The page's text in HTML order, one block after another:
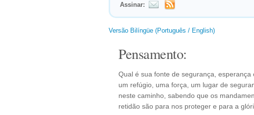
Assinar:
Versão Bilíngüe (Português / English)
Pensamento:
Qual é sua fonte de segurança,
um refúgio, uma força, um lugar de
neste caminho, sabendo que os
retidão são para nos proteger e para a